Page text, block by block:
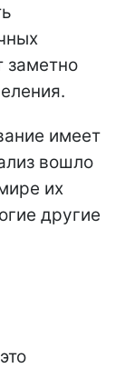
заметно
имеет
вошло
их
другие